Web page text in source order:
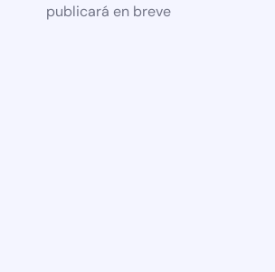
publicará en breve